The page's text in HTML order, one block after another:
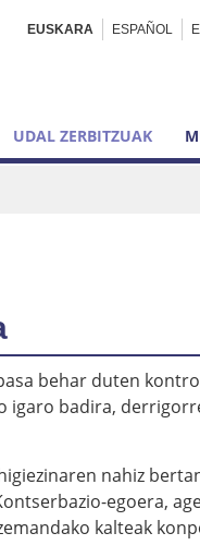
EUSKARA ESPAÑOL
UDAL ZERBITZUAK
behar duten
igaro badira,
nahiz
egoera,
kalteak